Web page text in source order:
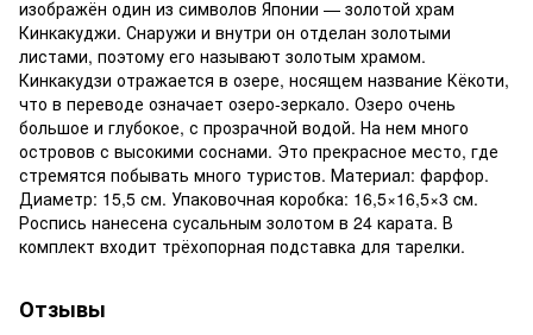
изображён один из символов Японии — золотой храм
Кинкакуджи. Снаружи и внутри он отделан золотыми
листами, поэтому его называют золотым храмом.
Кинкакудзи отражается в озере, носящем название Кёкоти,
что в переводе означает озеро-зеркало. Озеро очень
большое и глубокое, с прозрачной водой. На нем много
островов с высокими соснами. Это прекрасное место, где
стремятся побывать много туристов. Материал: фарфор.
Диаметр: 15,5 см. Упаковочная коробка: 16,5×16,5×3 cм.
Роспись нанесена сусальным золотом в 24 карата. В
комплект входит трёхопорная подставка для тарелки.
Отзывы